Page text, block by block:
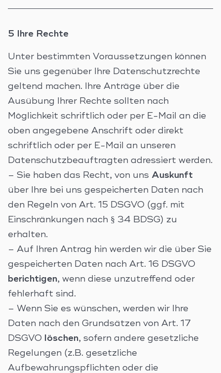
5 Ihre Rechte
Unter bestimmten Voraussetzungen können
Sie uns gegenüber Ihre Datenschutzrechte
geltend machen. Ihre Anträge über die
Ausübung Ihrer Rechte sollten nach
Möglichkeit schriftlich oder per E-Mail an die
oben angegebene Anschrift oder direkt
schriftlich oder per E-Mail an unseren
Datenschutzbeauftragten adressiert werden.
– Sie haben das Recht, von uns Auskunft
über Ihre bei uns gespeicherten Daten nach
den Regeln von Art. 15 DSGVO (ggf. mit
Einschränkungen nach § 34 BDSG) zu
erhalten.
– Auf Ihren Antrag hin werden wir die über Sie
gespeicherten Daten nach Art. 16 DSGVO
berichtigen, wenn diese unzutreffend oder
fehlerhaft sind.
– Wenn Sie es wünschen, werden wir Ihre
Daten nach den Grundsätzen von Art. 17
DSGVO
löschen, sofern andere gesetzliche
Regelungen (z.B. gesetzliche
Aufbewahrungspflichten oder die